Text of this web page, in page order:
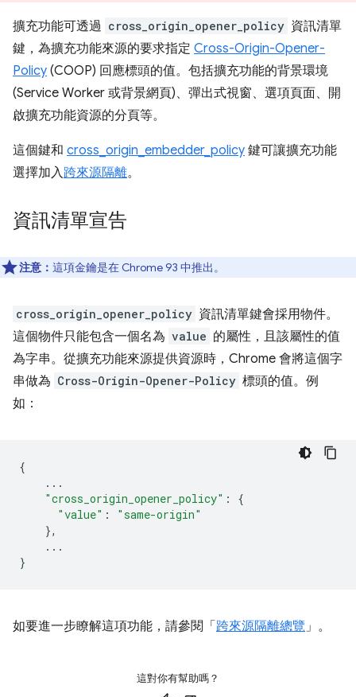
擴充功能可透過 cross_origin_opener_policy 資訊清單
鍵，為擴充功能來源的要求指定 Cross-Origin-Opener-
Policy (COOP) 回應標頭的值。包括擴充功能的背景環境
(Service Worker 或背景網頁)、彈出式視窗、選項頁面、開
啟擴充功能資源的分頁等。
這個鍵和 cross_origin_embedder_policy 鍵可讓擴充功能
選擇加入跨來源隔離。
資訊清單宣告
注意： 這項金鑰是在 Chrome 93 中推出。
cross_origin_opener_policy 資訊清單鍵會採用物件。
這個物件只能包含一個名為 value 的屬性，且該屬性的值
為字串。從擴充功能來源提供資源時，Chrome 會將這個字
串做為 Cross-Origin-Opener-Policy 標頭的值。例
如：
{
...
"cross_origin_opener_policy" :
{
"value" :
"same-origin"
},
...
}
如要進一步瞭解這項功能，請參閱「 跨來源隔離總覽」。
這對你有幫助嗎？